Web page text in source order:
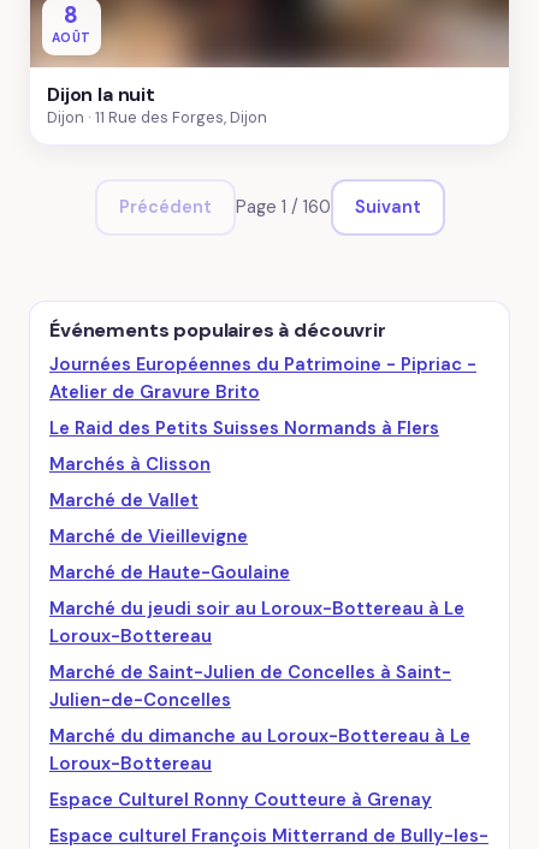
8
AOÛT
Dijon la nuit
Dijon 11 Rue des Forges, Dijon
Précédent Page 1 / 160 Suivant
Événements populaires à découvrir
Journées Européennes du Patrimoine - Pipriac -
Atelier de Gravure Brito
Le Raid des Petits Suisses Normands à Flers
Marchés à Clisson
Marché de Vallet
Marché de Vieillevigne
Marché de Haute-Goulaine
Marché du jeudi soir au Loroux-Bottereau à Le
Loroux-Bottereau
Marché de Saint-Julien de Concelles à Saint-
Julien-de-Concelles
Marché du dimanche au Loroux-Bottereau à Le
Loroux-Bottereau
Espace Culturel Ronny Coutteure à Grenay
Espace culturel François Mitterrand de Bully-les-